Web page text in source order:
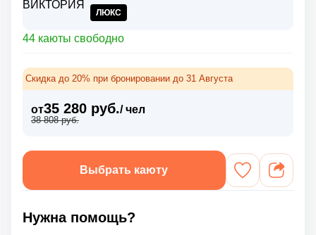
ЛЮКС
44 каюты свободно
Скидка до 20% при бронировании до 31 Августа
от35 280 руб./ чел
38 808 руб.
Выбрать каюту
Нужна помощь?